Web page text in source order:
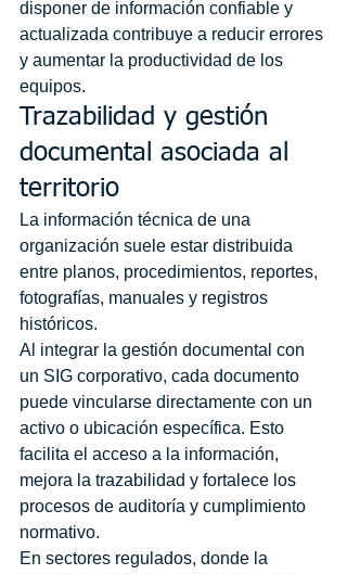
disponer de información confiable y
actualizada contribuye a reducir errores
y aumentar la productividad de los
equipos.
Trazabilidad y gestión
documental asociada al
territorio
La información técnica de una
organización suele estar distribuida
entre planos, procedimientos, reportes,
fotografías, manuales y registros
históricos.
Al integrar la gestión documental con
un SIG corporativo, cada documento
puede vincularse directamente con un
activo o ubicación específica. Esto
facilita el acceso a la información,
mejora la trazabilidad y fortalece los
procesos de auditoría y cumplimiento
normativo.
En sectores regulados, donde la